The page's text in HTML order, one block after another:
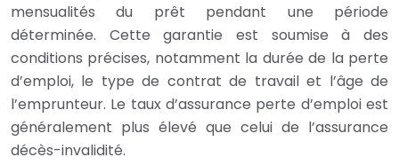
mensualités du prêt pendant une période
déterminée. Cette garantie est soumise à des
conditions précises, notamment la durée de la perte
d’emploi, le type de contrat de travail et l’âge de
l’emprunteur. Le taux d’assurance perte d’emploi est
généralement plus élevé que celui de l’assurance
décès-invalidité.